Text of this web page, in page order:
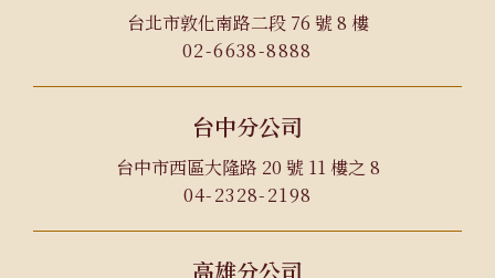
台北市敦化南路二段 76 號 8 樓
02-6638-8888
台中分公司
台中市西區大隆路 20 號 11 樓之 8
04-2328-2198
高雄分公司